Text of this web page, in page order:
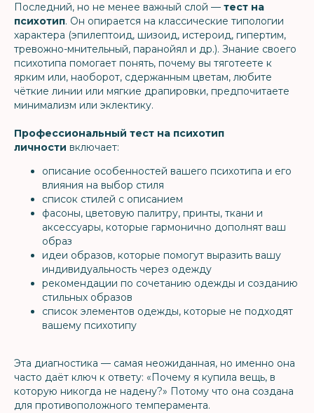
Последний, но не менее важный слой — тест на
психотип. Он опирается на классические типологии
характера (эпилептоид, шизоид, истероид, гипертим,
тревожно-мнительный, паранойял и др.). Знание своего
психотипа помогает понять, почему вы тяготеете к
ярким или, наоборот, сдержанным цветам, любите
чёткие линии или мягкие драпировки, предпочитаете
минимализм или эклектику.
Профессиональный тест на психотип
личности включает:
описание особенностей вашего психотипа и его
влияния на выбор стиля
список стилей с описанием
фасоны, цветовую палитру, принты, ткани и
аксессуары, которые гармонично дополнят ваш
образ
идеи образов, которые помогут выразить вашу
индивидуальность через одежду
рекомендации по сочетанию одежды и созданию
стильных образов
список элементов одежды, которые не подходят
вашему психотипу
Эта диагностика — самая неожиданная, но именно она
часто даёт ключ к ответу: «Почему я купила вещь, в
которую никогда не надену?» Потому что она создана
для противоположного темперамента.